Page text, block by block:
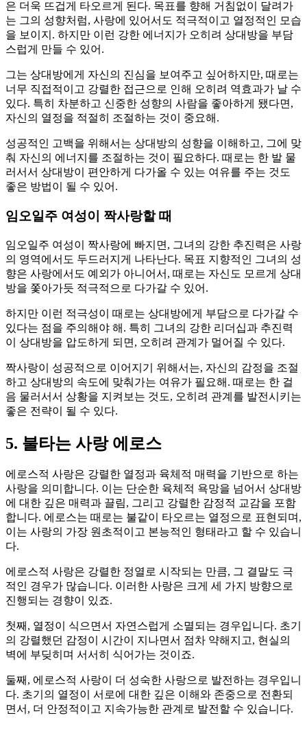
은 더욱 뜨겁게 타오르게 된다. 목표를 향해 거침없이 달려가
는 그의 성향처럼, 사랑에 있어서도 적극적이고 열정적인 모습
을 보이지. 하지만 이런 강한 에너지가 오히려 상대방을 부담
스럽게 만들 수 있어.
그는 상대방에게 자신의 진심을 보여주고 싶어하지만, 때로는
너무 직접적이고 강렬한 접근으로 인해 오히려 역효과가 날 수
있다. 특히 차분하고 신중한 성향의 사람을 좋아하게 됐다면,
자신의 열정을 적절히 조절하는 것이 중요해.
성공적인 고백을 위해서는 상대방의 성향을 이해하고, 그에 맞
춰 자신의 에너지를 조절하는 것이 필요하다. 때로는 한 발 물
러서서 상대방이 편안하게 다가올 수 있는 여유를 주는 것도
좋은 방법이 될 수 있어.
임오일주 여성이 짝사랑할 때
임오일주 여성이 짝사랑에 빠지면, 그녀의 강한 추진력은 사랑
의 영역에서도 두드러지게 나타난다. 목표 지향적인 그녀의 성
향은 사랑에서도 예외가 아니어서, 때로는 자신도 모르게 상대
방을 쫓아가듯 적극적으로 다가갈 수 있어.
하지만 이런 적극성이 때로는 상대방에게 부담으로 다가갈 수
있다는 점을 주의해야 해. 특히 그녀의 강한 리더십과 추진력
이 상대방을 압도하게 되면, 오히려 관계가 멀어질 수 있다.
짝사랑이 성공적으로 이어지기 위해서는, 자신의 감정을 조절
하고 상대방의 속도에 맞춰가는 여유가 필요해. 때로는 한 걸
음 물러서서 상황을 지켜보는 것도, 오히려 관계를 발전시키는
좋은 전략이 될 수 있다.
5. 불타는 사랑 에로스
에로스적 사랑은 강렬한 열정과 육체적 매력을 기반으로 하는
사랑을 의미합니다. 이는 단순한 육체적 욕망을 넘어서 상대방
에 대한 깊은 매력과 끌림, 그리고 강렬한 감정적 교감을 포함
합니다. 에로스는 때로는 불같이 타오르는 열정으로 표현되며,
이는 사랑의 가장 원초적이고 본능적인 형태라고 할 수 있습니
다.
에로스적 사랑은 강렬한 정열로 시작되는 만큼, 그 결말도 극
적인 경우가 많습니다. 이러한 사랑은 크게 세 가지 방향으로
진행되는 경향이 있죠.
첫째, 열정이 식으면서 자연스럽게 소멸되는 경우입니다. 초기
의 강렬했던 감정이 시간이 지나면서 점차 약해지고, 현실의
벽에 부딪히며 서서히 식어가는 것이죠.
둘째, 에로스적 사랑이 더 성숙한 사랑으로 발전하는 경우입니
다. 초기의 열정이 서로에 대한 깊은 이해와 존중으로 전환되
면서, 더 안정적이고 지속가능한 관계로 발전할 수 있습니다.